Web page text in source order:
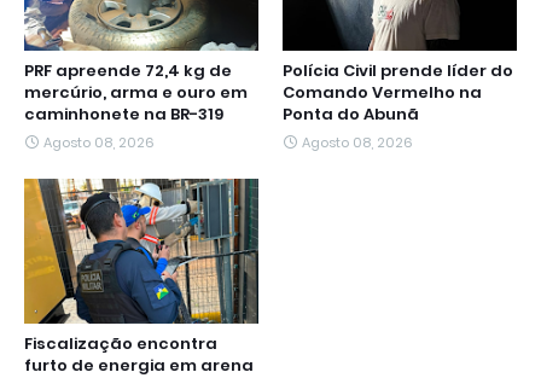
PRF apreende 72,4 kg de
mercúrio, arma e ouro em
caminhonete na BR-319
Agosto 08, 2026
Polícia Civil prende líder do
Comando Vermelho na
Ponta do Abunã
Agosto 08, 2026
Fiscalização encontra
furto de energia em arena